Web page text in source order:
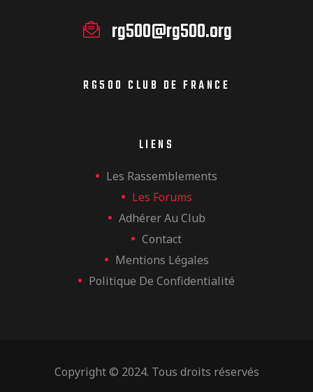
rg500@rg500.org
RG500 CLUB DE FRANCE
LIENS
Les Rassemblements
Les Forums
Adhérer Au Club
Contact
Mentions Légales
Politique De Confidentialité
Copyright © 2024. Tous droits réservés